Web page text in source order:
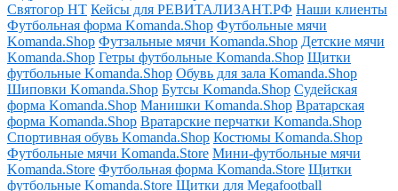
Святогор НТ Кейсы для РЕВИТАЛИЗАНТ.РФ Наши клиенты
Футбольная форма Komanda.Shop Футбольные мячи
Komanda.Shop Футзальные мячи Komanda.Shop Детские мячи
Komanda.Shop Гетры футбольные Komanda.Shop Щитки
футбольные Komanda.Shop Обувь для зала Komanda.Shop
Шиповки Komanda.Shop Бутсы Komanda.Shop Судейская
форма Komanda.Shop Манишки Komanda.Shop Вратарская
форма Komanda.Shop Вратарские перчатки Komanda.Shop
Спортивная обувь Komanda.Shop Костюмы Komanda.Shop
Футбольные мячи Komanda.Store Мини-футбольные мячи
Komanda.Store Футбольная форма Komanda.Store Щитки
футбольные Komanda.Store Щитки для Megafootball